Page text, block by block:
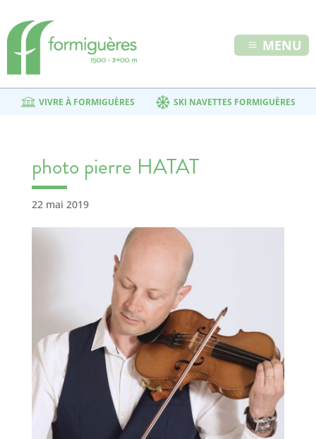
MENU
VIVRE À FORMIGUÈRES SKI NAVETTES FORMIGUÈRES
photo pierre HATAT
22 mai 2019